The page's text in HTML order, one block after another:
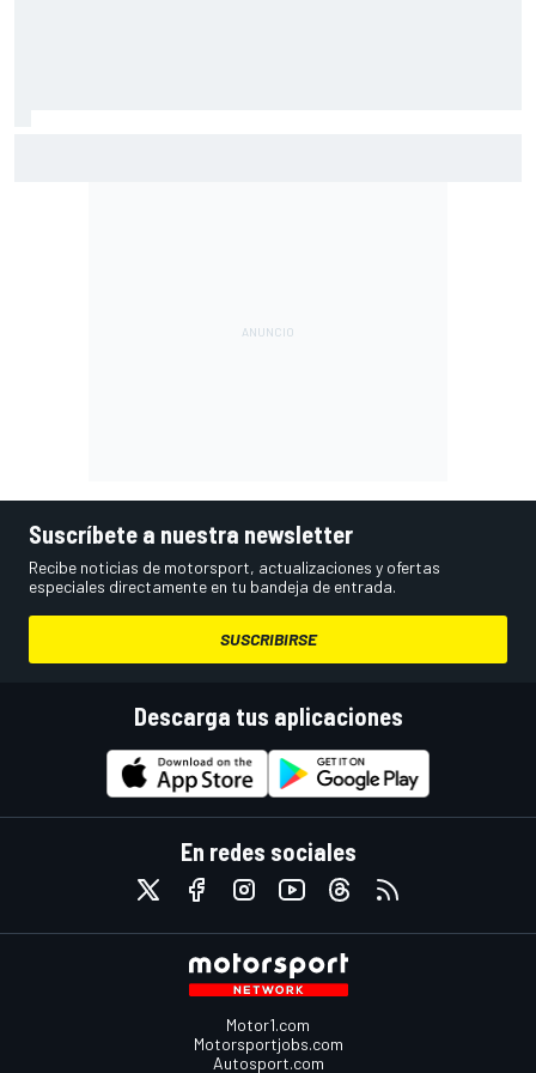
Suscríbete a nuestra newsletter
Recibe noticias de motorsport, actualizaciones y ofertas
especiales directamente en tu bandeja de entrada.
SUSCRIBIRSE
Descarga tus aplicaciones
En redes sociales
Motor1.com
Motorsportjobs.com
Autosport.com